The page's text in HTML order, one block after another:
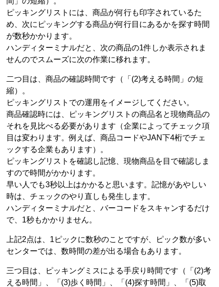
ピッキングリストには、商品が何行も印字されているた
め、次にピッキングする商品が何行目にあるかを探す時間
が数秒かかります。
ハンディターミナルだと、次の商品の1件しか表示されま
せんのでスムーズに次の作業に移れます。
二つ目は、商品の確認時間です（「(2)考える時間」の短
縮）。
ピッキングリストでの運用をイメージしてください。
商品確認時には、ピッキングリストの商品名と現物商品の
それを見比べる必要があります（企業によってチェック項
目は変わります。例えば、商品コードやJAN下4桁でチェ
ックする企業もあります）。
ピッキングリストを確認し記憶、現物商品を目で確認しま
すので時間がかかります。
早い人でも3秒以上はかかると思います。記憶があやしい
時は、チェックのやり直しも発生します。
ハンディターミナルだと、バーコードをスキャンするだけ
で、1秒もかかりません。
上記2点は、1ピックに数秒のことですが、ピック数が多い
センターでは、数時間の差が出る場合もあります。
三つ目は、ピッキングミスによる手戻り時間です（「(2)考
える時間」、「(3)歩く時間」、「(4)探す時間」、「(5)取